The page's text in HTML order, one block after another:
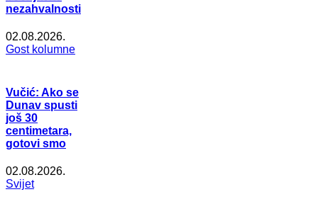
nezahvalnosti
02.08.2026.
Gost kolumne
Vučić: Ako se
Dunav spusti
još 30
centimetara,
gotovi smo
02.08.2026.
Svijet